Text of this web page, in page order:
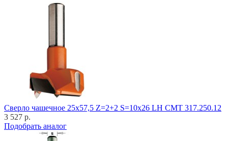
Cверло чашечное 25x57,5 Z=2+2 S=10x26 LH CMT 317.250.12
3 527 р.
Подобрать аналог